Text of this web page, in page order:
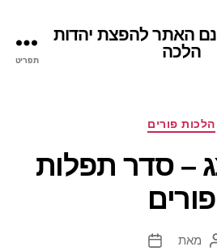
האתר להפצת יהדות
הלכה
תפריט
קטגוריות
הלכות פורים
– סדר תפלות
פורים
המחבר
מאת
תאריך